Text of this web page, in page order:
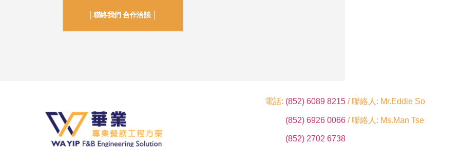
│聯絡我們 合作洽談 │
電話: (852) 6089 8215 / 聯絡人: Mr.Eddie So
(852) 6926 0066/ 聯絡人: Ms.Man Tse
(852) 2702 6738